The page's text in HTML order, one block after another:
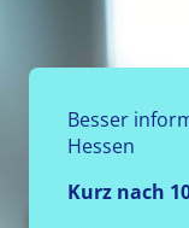
Besser
Hessen
Kurz nach